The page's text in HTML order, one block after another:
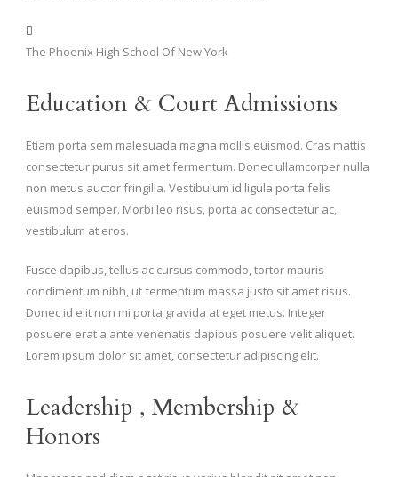
The Phoenix High School Of New York
Education & Court Admissions
Etiam porta sem malesuada magna mollis euismod. Cras mattis
consectetur purus sit amet fermentum. Donec ullamcorper nulla
non metus auctor fringilla. Vestibulum id ligula porta felis
euismod semper. Morbi leo risus, porta ac consectetur ac,
vestibulum at eros.
Fusce dapibus, tellus ac cursus commodo, tortor mauris
condimentum nibh, ut fermentum massa justo sit amet risus.
Donec id elit non mi porta gravida at eget metus. Integer
posuere erat a ante venenatis dapibus posuere velit aliquet.
Lorem ipsum dolor sit amet, consectetur adipiscing elit.
Leadership , Membership &
Honors